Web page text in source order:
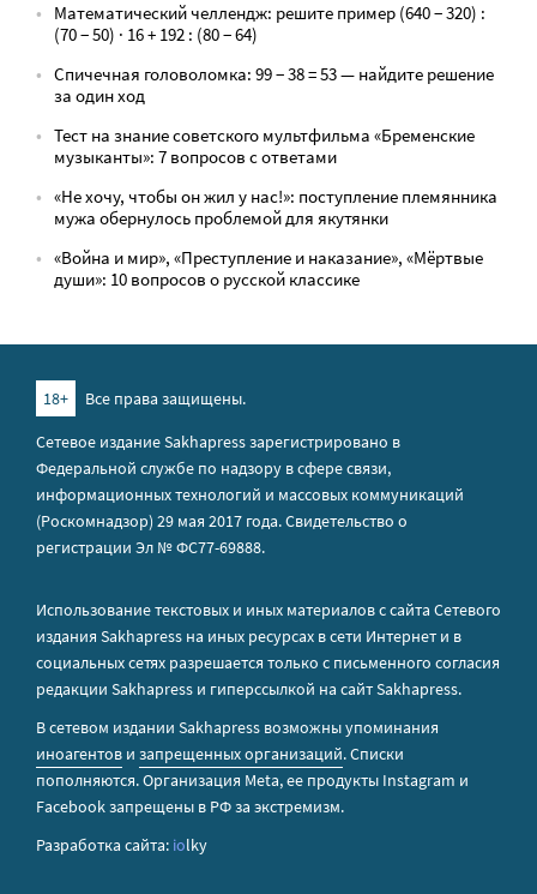
Математический челлендж: решите пример (640 − 320) :
(70 − 50) · 16 + 192 : (80 − 64)
Спичечная головоломка: 99 − 38 = 53 — найдите решение
за один ход
Тест на знание советского мультфильма «Бременские
музыканты»: 7 вопросов с ответами
«Не хочу, чтобы он жил у нас!»: поступление племянника
мужа обернулось проблемой для якутянки
«Война и мир», «Преступление и наказание», «Мёртвые
души»: 10 вопросов о русской классике
18+
Все права защищены.
Сетевое издание Sakhapress зарегистрировано в
Федеральной службе по надзору в сфере связи,
информационных технологий и массовых коммуникаций
(Роскомнадзор) 29 мая 2017 года. Свидетельство о
регистрации Эл № ФС77-69888.
Использование текстовых и иных материалов с сайта Сетевого
издания Sakhapress на иных ресурсах в сети Интернет и в
социальных сетях разрешается только с письменного согласия
редакции Sakhapress и гиперссылкой на сайт Sakhapress.
В сетевом издании Sakhapress возможны упоминания
иноагентов и запрещенных организаций. Списки
пополняются. Организация Metа, ее продукты Instagram и
Facebook запрещены в РФ за экстремизм.
Разработка сайта: iolky